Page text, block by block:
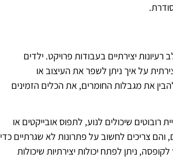
יצירתיים בעבודות פרויקט. ילדים
על איך ניתן לשפר את העיצוב או
את מגבלות החומרים, את הכלים הזמינים
רובוטים שיכולים לנוע, לתפוס אובייקטים או
צריכים לחשוב על פתרונות לא שגרתיים כדי
ניתן לפתח יכולות יצירתיות שיכולות